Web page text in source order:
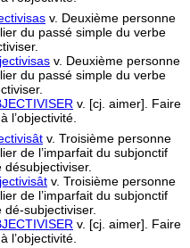
v. Deuxième personne
du passé simple du verbe
v. Deuxième personne
du passé simple du verbe
v. [cj. aimer]. Faire
l’objectivité.
v. Troisième personne
de l’imparfait du subjonctif
désubjectiviser.
v. Troisième personne
de l’imparfait du subjonctif
dé-subjectiviser.
v. [cj. aimer]. Faire
l’objectivité.